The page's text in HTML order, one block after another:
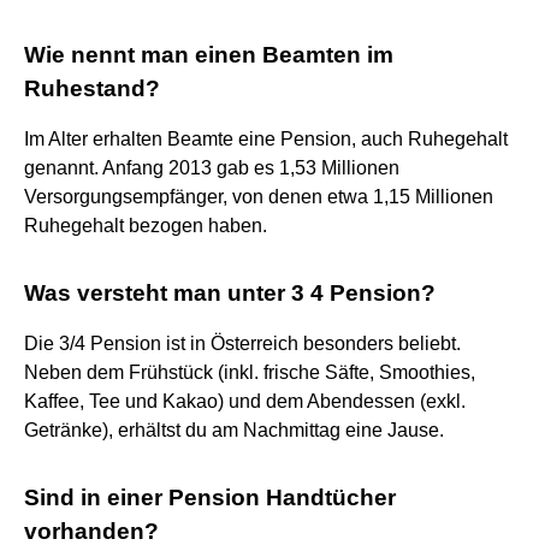
Wie nennt man einen Beamten im
Ruhestand?
Im Alter erhalten Beamte eine Pension, auch Ruhegehalt
genannt. Anfang 2013 gab es 1,53 Millionen
Versorgungsempfänger, von denen etwa 1,15 Millionen
Ruhegehalt bezogen haben.
Was versteht man unter 3 4 Pension?
Die 3/4 Pension ist in Österreich besonders beliebt.
Neben dem Frühstück (inkl. frische Säfte, Smoothies,
Kaffee, Tee und Kakao) und dem Abendessen (exkl.
Getränke), erhältst du am Nachmittag eine Jause.
Sind in einer Pension Handtücher
vorhanden?